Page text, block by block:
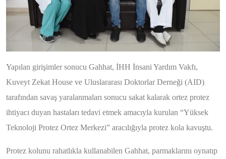
Yapılan girişimler sonucu Gahhat, İHH İnsani Yardım Vakfı,
Kuveyt Zekat House ve Uluslararası Doktorlar Derneği (AID)
tarafından savaş yaralanmaları sonucu sakat kalarak ortez protez
ihtiyacı duyan hastaları tedavi etmek amacıyla kurulan “Yüksek
Teknoloji Protez Ortez Merkezi” aracılığıyla protez kola kavuştu.
Protez kolunu rahatlıkla kullanabilen Gahhat, parmaklarını oynatıp